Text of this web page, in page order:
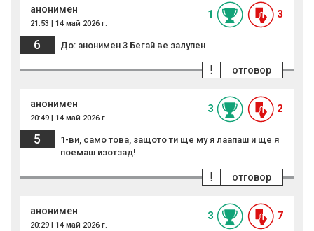
анонимен
21:53 | 14 май 2026 г.
1 3
6 До: анонимен 3 Бегай ве залупен
отговор
!
анонимен
20:49 | 14 май 2026 г.
3 2
5
1-ви, само това, защото ти ще му я лаапаш и ще я
поемаш изотзад!
отговор
!
анонимен
20:29 | 14 май 2026 г.
3 7